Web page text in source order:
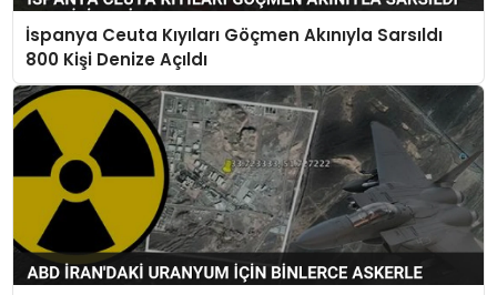
İspanya Ceuta Kıyıları Göçmen Akınıyla Sarsıldı
800 Kişi Denize Açıldı